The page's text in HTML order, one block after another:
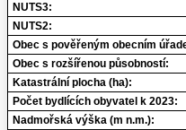
NUTS3:
NUTS2:
Obec s pověřeným obecním
Obec s rozšířenou působností:
Katastrální plocha (ha):
Počet bydlících obyvatel k 2023:
Nadmořská výška (m n.m.):